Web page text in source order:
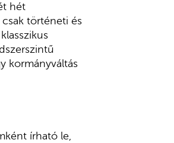
hét
történeti és
kormányváltás
írható le,